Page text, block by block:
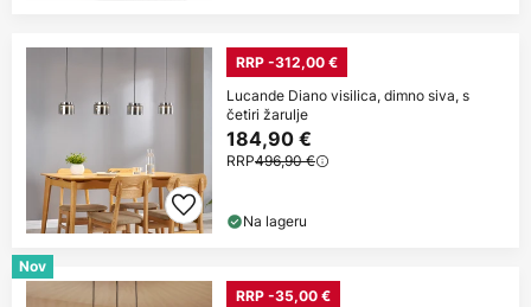
RRP -312,00 €
Lucande Diano visilica, dimno siva, s
četiri žarulje
184,90 €
RRP496,90 €
Na lageru
Nov
RRP -35,00 €